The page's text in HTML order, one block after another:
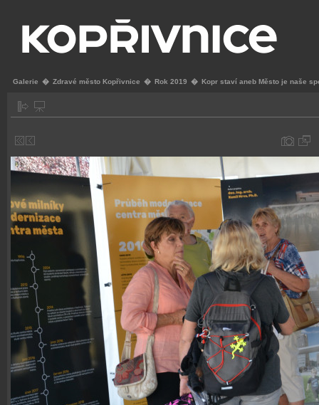
Galerie � Zdravé město Kopřivnice � Rok 2019 � Kopr staví aneb Město je naše